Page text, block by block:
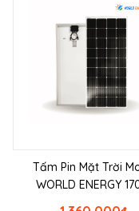
Tấm Pin Mặt Trời
WORLD ENERGY